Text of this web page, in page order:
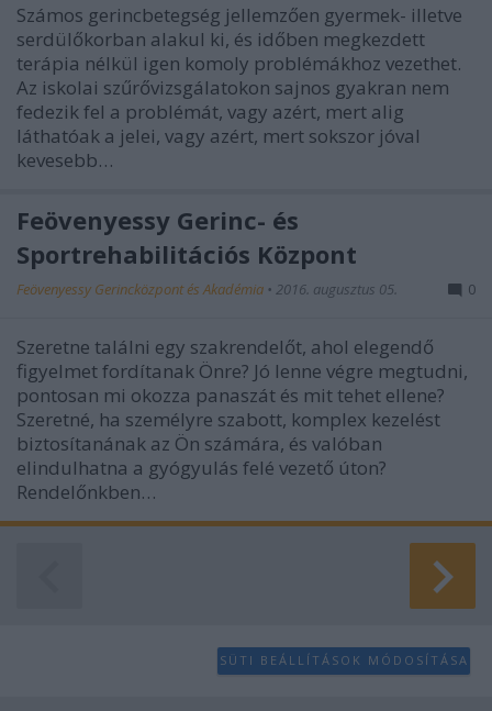
Számos gerincbetegség jellemzően gyermek- illetve
serdülőkorban alakul ki, és időben megkezdett
terápia nélkül igen komoly problémákhoz vezethet.
Az iskolai szűrővizsgálatokon sajnos gyakran nem
fedezik fel a problémát, vagy azért, mert alig
láthatóak a jelei, vagy azért, mert sokszor jóval
kevesebb…
Feövenyessy Gerinc- és
Sportrehabilitációs Központ
Feövenyessy Gerincközpont és Akadémia • 2016. augusztus 05. 0
Szeretne találni egy szakrendelőt, ahol elegendő
figyelmet fordítanak Önre? Jó lenne végre megtudni,
pontosan mi okozza panaszát és mit tehet ellene?
Szeretné, ha személyre szabott, komplex kezelést
biztosítanának az Ön számára, és valóban
elindulhatna a gyógyulás felé vezető úton?
Rendelőnkben…
SÜTI BEÁLLÍTÁSOK MÓDOSÍTÁSA